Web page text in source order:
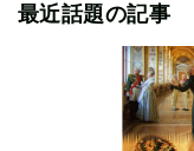
最近話題の記事